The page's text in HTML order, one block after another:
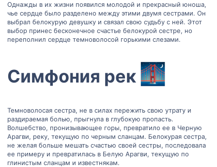
Однажды в их жизни появился молодой и прекрасный юноша,
чье сердце было разделено между этими двумя сестрами. Он
выбрал белокурую девушку и связал свою судьбу с ней. Этот
выбор принес бесконечное счастье белокурой сестре, но
переполнил сердце темноволосой горькими слезами.
Симфония рек
Темноволосая сестра, не в силах пережить свою утрату и
раздираемая болью, прыгнула в глубокую пропасть.
Волшебство, пронизывающее горы, превратило ее в Черную
Арагви, реку, текущую по черным сланцам. Белокурая сестра,
не желая больше мешать счастью своей сестры, последовала
ее примеру и превратилась в Белую Арагви, текущую по
глинистым сланцам и известнякам.